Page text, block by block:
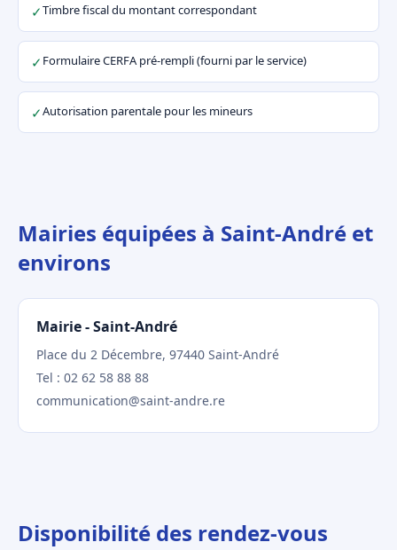
✓Timbre fiscal du montant correspondant
✓ Formulaire CERFA pré-rempli (fourni par le service)
✓Autorisation parentale pour les mineurs
Mairies équipées à Saint-André et
environs
Mairie - Saint-André
Place du 2 Décembre, 97440 Saint-André
Tel : 02 62 58 88 88
communication@saint-andre.re
Disponibilité des rendez-vous